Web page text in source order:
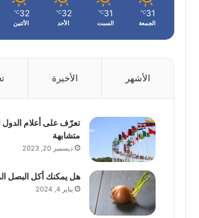
31
℃
الجمعة
31
℃
السبت
32
℃
الأحد
32
℃
الأثنين
الأشهر الأخيرة
تعرّف على أعلام الدول
متشابهة
ديسمبر 20, 2023
هل يمكنك أكل البصل
يناير 4, 2024